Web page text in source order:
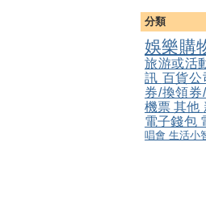
分類
娛樂購
旅游或活
訊 百貨公
券/換領券
機票其他
電子錢包
唱會 生活小